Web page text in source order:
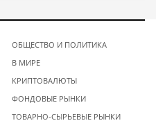
ОБЩЕСТВО И ПОЛИТИКА
В МИРЕ
КРИПТОВАЛЮТЫ
ФОНДОВЫЕ РЫНКИ
ТОВАРНО-СЫРЬЕВЫЕ РЫНКИ